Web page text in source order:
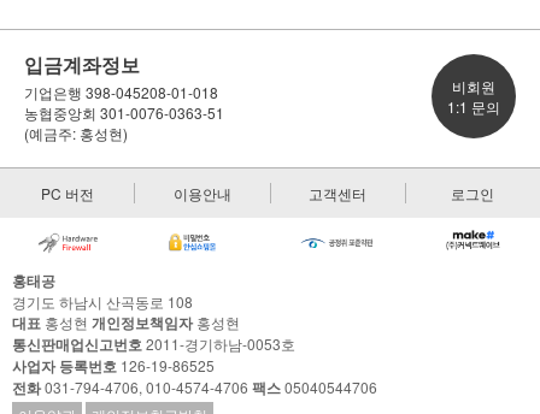
입금계좌정보
기업은행 398-045208-01-018
농협중앙회 301-0076-0363-51
(예금주: 홍성현)
비회원
1:1 문의
PC 버전 이용안내 고객센터 로그인
홍태공
경기도 하남시 산곡동로 108
대표 홍성현 개인정보책임자홍성현
통신판매업신고번호2011-경기하남-0053호
사업자 등록번호 126-19-86525
전화031-794-4706, 010-4574-4706 팩스05040544706